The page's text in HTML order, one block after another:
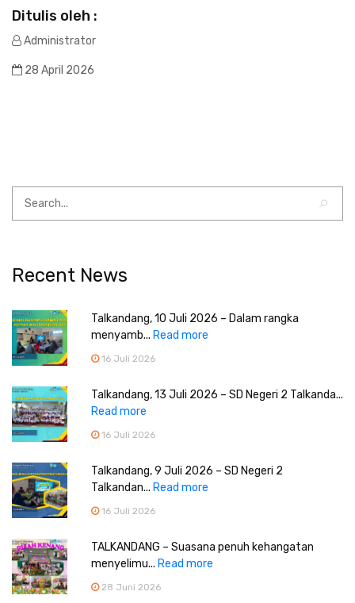
Ditulis oleh :
Administrator
28 April 2026
Recent News
Talkandang, 10 Juli 2026 – Dalam rangka
menyamb... Read more
16 Juli 2026
Talkandang, 13 Juli 2026 – SD Negeri 2 Talkanda...
Read more
16 Juli 2026
Talkandang, 9 Juli 2026 – SD Negeri 2
Talkandan... Read more
16 Juli 2026
TALKANDANG – Suasana penuh kehangatan
menyelimu... Read more
28 Juni 2026